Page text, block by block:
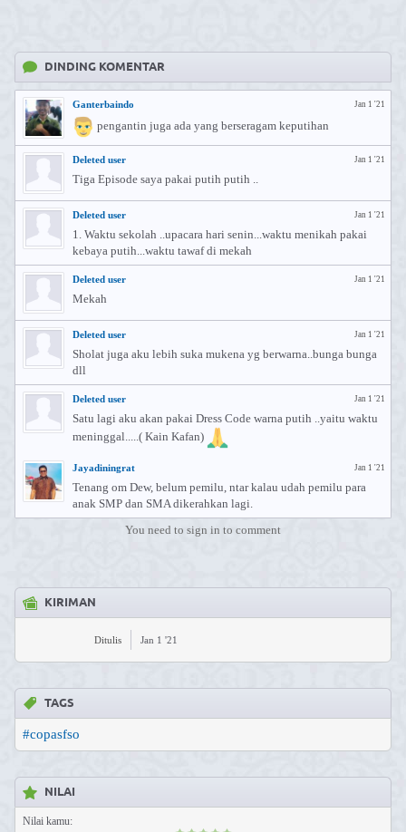
DINDING KOMENTAR
Jan 1 '21
Ganterbaindo
pengantin juga ada yang berseragam keputihan
Jan 1 '21
Deleted user
Tiga Episode saya pakai putih putih ..
Jan 1 '21
Deleted user
1. Waktu sekolah ..upacara hari senin...waktu menikah pakai
kebaya putih...waktu tawaf di mekah
Jan 1 '21
Deleted user
Mekah
Jan 1 '21
Deleted user
Sholat juga aku lebih suka mukena yg berwarna..bunga bunga
dll
Jan 1 '21
Deleted user
Satu lagi aku akan pakai Dress Code warna putih ..yaitu waktu
meninggal.....( Kain Kafan)
Jan 1 '21
Jayadiningrat
Tenang om Dew, belum pemilu, ntar kalau udah pemilu para
anak SMP dan SMA dikerahkan lagi.
You need to sign in to comment
KIRIMAN
Ditulis Jan 1 '21
TAGS
#copasfso
NILAI
Nilai kamu: